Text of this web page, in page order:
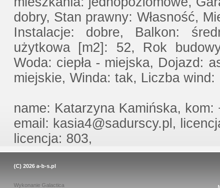
dobry, Stan prawny: Własność,
Instalacje: dobre, Balkon:
użytkowa [m2]: 52, Rok
Woda: ciepła - miejska, Dojazd:
miejskie, Winda: tak, Liczba
name: Katarzyna Kamińska, kom:
email: kasia4@sadurscy.pl,
licencja: 803,
(C) 2026 a-b-s.pl
Wykonanie Galactica